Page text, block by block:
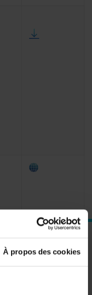
À propos des cookies